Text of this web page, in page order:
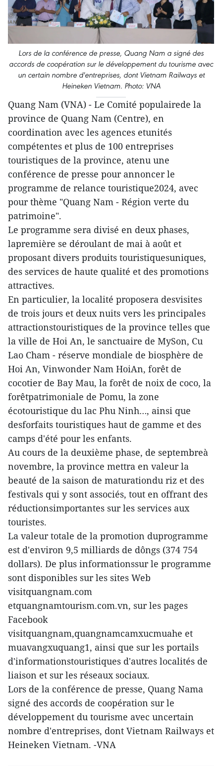
Lors de la conférence de presse, Quang Nam a signé des
accords de coopération sur le développement du tourisme avec
un certain nombre d'entreprises, dont Vietnam Railways et
Heineken Vietnam. Photo: VNA
Quang Nam (VNA) - Le Comité populairede la
province de Quang Nam (Centre), en
coordination avec les agences etunités
compétentes et plus de 100 entreprises
touristiques de la province, atenu une
conférence de presse pour annoncer le
programme de relance touristique2024, avec
pour thème "Quang Nam - Région verte du
patrimoine".
Le programme sera divisé en deux phases,
lapremière se déroulant de mai à août et
proposant divers produits touristiquesuniques,
des services de haute qualité et des promotions
attractives.
En particulier, la localité proposera desvisites
de trois jours et deux nuits vers les principales
attractionstouristiques de la province telles que
la ville de Hoi An, le sanctuaire de MySon, Cu
Lao Cham - réserve mondiale de biosphère de
Hoi An, Vinwonder Nam HoiAn, forêt de
cocotier de Bay Mau, la forêt de noix de coco, la
forêtpatrimoniale de Pomu, la zone
écotouristique du lac Phu Ninh…, ainsi que
desforfaits touristiques haut de gamme et des
camps d'été pour les enfants.
Au cours de la deuxième phase, de septembreà
novembre, la province mettra en valeur la
beauté de la saison de maturationdu riz et des
festivals qui y sont associés, tout en offrant des
réductionsimportantes sur les services aux
touristes.
La valeur totale de la promotion duprogramme
est d'environ 9,5 milliards de dôngs (374 754
dollars). De plus informationssur le programme
sont disponibles sur les sites Web
visitquangnam.com
etquangnamtourism.com.vn, sur les pages
Facebook
visitquangnam,quangnamcamxucmuahe et
muavangxuquang1, ainsi que sur les portails
d'informationstouristiques d'autres localités de
liaison et sur les réseaux sociaux.
Lors de la conférence de presse, Quang Nama
signé des accords de coopération sur le
développement du tourisme avec uncertain
nombre d'entreprises, dont Vietnam Railways et
Heineken Vietnam. -VNA